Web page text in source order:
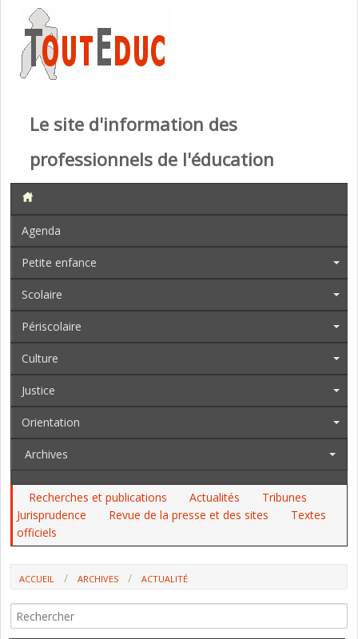
Le site d'information des
professionnels de l'éducation
Agenda
Petite enfance
Scolaire
Périscolaire
Culture
Justice
Orientation
Archives
Recherches et publications Actualités
Tribunes
Jurisprudence
Revue de la presse et des sites
Textes
officiels
ACCUEIL ARCHIVES
ACTUALITÉ
DE L'ANNÉE DE TERMINALE QUI S'ANNONCE